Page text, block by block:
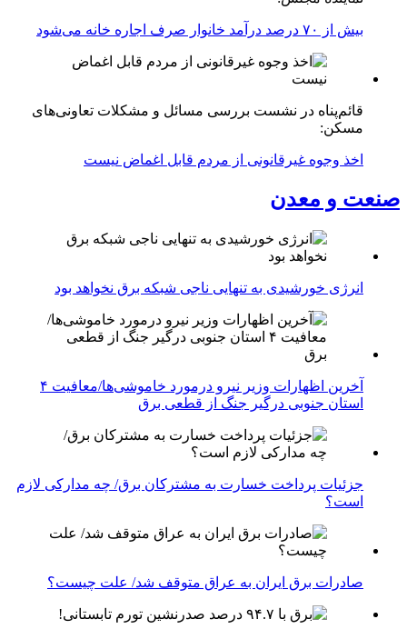
بیش از ۷۰ درصد درآمد خانوار صرف اجاره خانه می‌شود
قائم‌پناه در نشست بررسی مسائل و مشکلات تعاونی‌های
مسکن:
اخذ وجوه غیرقانونی از مردم قابل اغماض نیست
صنعت و معدن
انرژی خورشیدی به تنهایی ناجی شبکه برق نخواهد بود
آخرین اظهارات وزیر نیرو درمورد خاموشی‌ها/معافیت ۴
استان جنوبی درگیر جنگ از قطعی برق
جزئیات پرداخت خسارت به مشترکان برق/ چه مدارکی لازم
است؟
صادرات برق ایران به عراق متوقف شد/ علت چیست؟